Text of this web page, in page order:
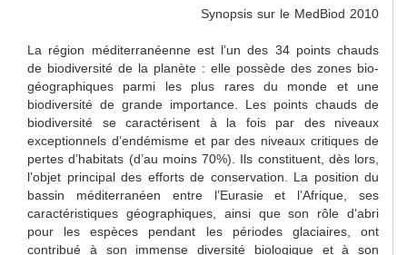
Synopsis sur le MedBiod 2010
La région méditerranéenne est l’un des 34 points chauds
de biodiversité de la planète : elle possède des zones bio-
géographiques parmi les plus rares du monde et une
biodiversité de grande importance. Les points chauds de
biodiversité se caractérisent à la fois par des niveaux
exceptionnels d’endémisme et par des niveaux critiques de
pertes d’habitats (d’au moins 70%). Ils constituent, dès lors,
l’objet principal des efforts de conservation. La position du
bassin méditerranéen entre l’Eurasie et l’Afrique, ses
caractéristiques géographiques, ainsi que son rôle d’abri
pour les espèces pendant les périodes glaciaires, ont
contribué à son immense diversité biologique et à son